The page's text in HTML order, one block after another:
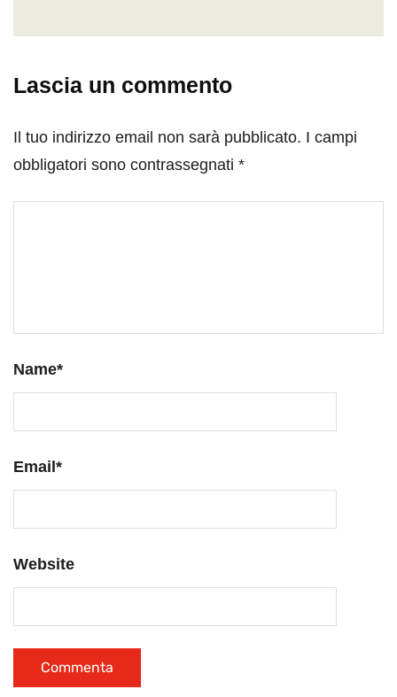
Lascia un commento
Il tuo indirizzo email non sarà pubblicato. I campi
obbligatori sono contrassegnati *
Name*
Email *
Website